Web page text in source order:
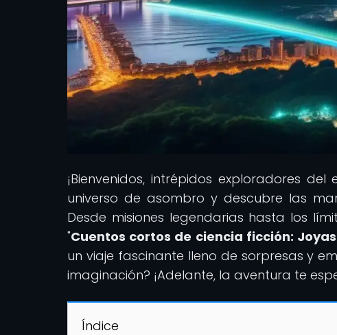
¡Bienvenidos, intrépidos exploradores del
universo de asombro y descubre las
Desde misiones legendarias hasta los
"Cuentos cortos de ciencia ficción:
un viaje fascinante lleno de sorpresas y
imaginación? ¡Adelante, la aventura te
Índice